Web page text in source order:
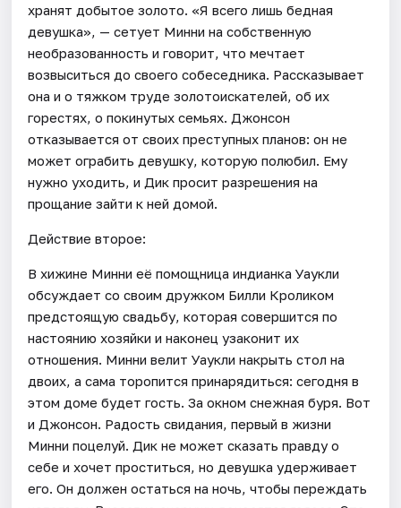
хранят добытое золото. «Я всего лишь бедная
девушка», — сетует Минни на собственную
необразованность и говорит, что мечтает
возвыситься до своего собеседника. Рассказывает
она и о тяжком труде золотоискателей, об их
горестях, о покинутых семьях. Джонсон
отказывается от своих преступных планов: он не
может ограбить девушку, которую полюбил. Ему
нужно уходить, и Дик просит разрешения на
прощание зайти к ней домой.
Действие второе:
В хижине Минни её помощница индианка Уаукли
обсуждает со своим дружком Билли Кроликом
предстоящую свадьбу, которая совершится по
настоянию хозяйки и наконец узаконит их
отношения. Минни велит Уаукли накрыть стол на
двоих, а сама торопится принарядиться: сегодня в
этом доме будет гость. За окном снежная буря. Вот
и Джонсон. Радость свидания, первый в жизни
Минни поцелуй. Дик не может сказать правду о
себе и хочет проститься, но девушка удерживает
его. Он должен остаться на ночь, чтобы переждать